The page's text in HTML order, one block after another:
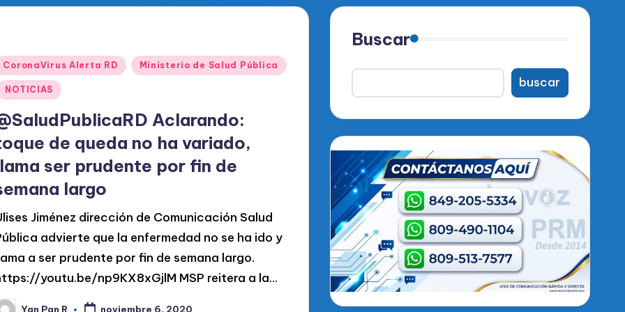
CoronaVirus Alerta RD Ministerio de Salud Pública
NOTICIAS
Aclarando:
de queda no ha variado,
ser prudente por fin de
largo
Jiménez dirección de Comunicación Salud
advierte que la enfermedad no se ha ido y
a ser prudente por fin de semana largo.
youtu.be/np9KX8xGjlM MSP reitera a la…
Yan Pan R noviembre 6, 2020
Buscar
buscar